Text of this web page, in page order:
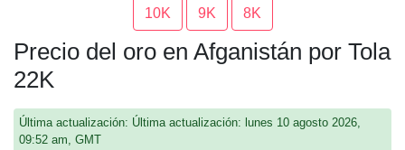
10K 9K 8K
Precio del oro en Afganistán por Tola
22K
Última actualización: Última actualización: lunes 10 agosto 2026,
09:52 am, GMT